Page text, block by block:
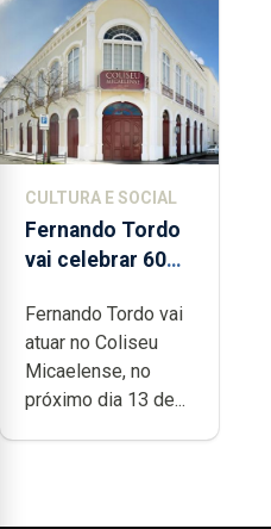
CULTURA E SOCIAL
Fernando Tordo
vai celebrar 60
no Coliseu
Micaelense
Fernando Tordo vai
atuar no Coliseu
Micaelense, no
próximo dia 13 de...